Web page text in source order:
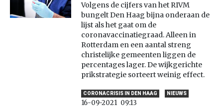
Volgens de cijfers van het RIVM
bungelt Den Haag bijna onderaan de
lijst als het gaat om de
coronavaccinatiegraad. Alleen in
Rotterdam en een aantal streng
christelijke gemeenten liggen de
percentages lager. De wijkgerichte
prikstrategie sorteert weinig effect.
CORONACRISIS IN DEN HAAG NIEUWS
16-09-2021 09:13